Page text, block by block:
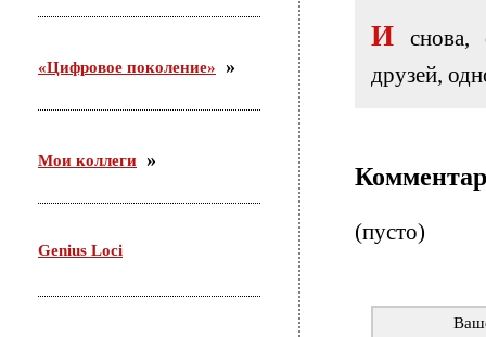
С 26 ноября по 3 декабря участвовала в российско-
германском форуме по неформальному
образованию в Академии неформального
образования «Хаус-ам-Майберг» (г.Хаппенхайм,
29 октября проводила семинар в Доме молодежи
Железнодорожного района г. Новосибирска. Тема:
«Актуальные подходы организации работы с
молодежью по месту жительства».
«Цифровое поколение»
Мои коллеги
Genius Loci
И снова,
друзей,
(пусто)